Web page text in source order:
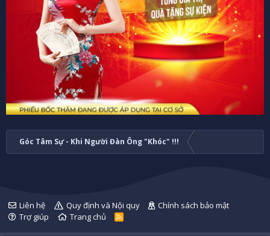
Góc Tâm Sự - Khi Người Đàn Ông "Khóc" !!!
Liên hệ Quy định và Nội quy
Chính sách bảo mật
Trợ giúp
Trang chủ
R
S